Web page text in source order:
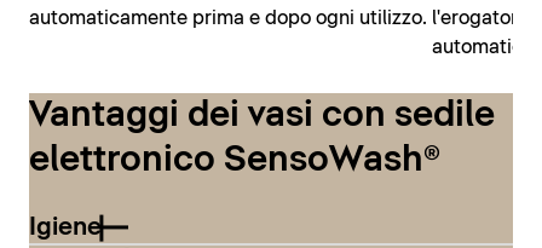
automaticamente prima e dopo ogni utilizzo. l'erogatore
Vantaggi dei vasi con sedile
elettronico SensoWash®
Igiene